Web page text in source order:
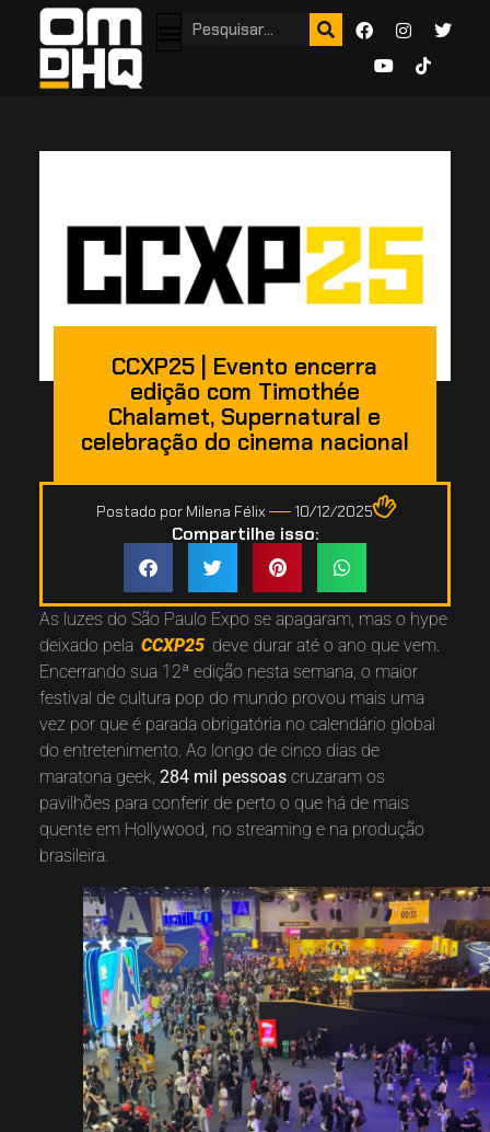
CCXP25 | Evento encerra
edição com Timothée
Chalamet, Supernatural e
celebração do cinema nacional
Postado por Milena Félix 10/12/2025
Compartilhe isso:
As luzes do São Paulo Expo se apagaram, mas o hype
deixado pela CCXP25 deve durar até o ano que vem.
Encerrando sua 12ª edição nesta semana, o maior
festival de cultura pop do mundo provou mais uma
vez por que é parada obrigatória no calendário global
do entretenimento. Ao longo de cinco dias de
maratona geek, 284 mil pessoascruzaram os
pavilhões para conferir de perto o que há de mais
quente em Hollywood, no streaming e na produção
brasileira.